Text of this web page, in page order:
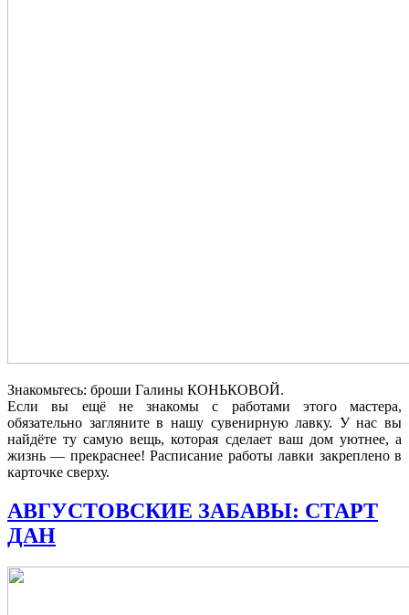
Знакомьтесь: броши Галины КОНЬКОВОЙ.
Если вы ещё не знакомы с работами этого мастера,
обязательно загляните в нашу сувенирную лавку. У нас вы
найдёте ту самую вещь, которая сделает ваш дом уютнее, а
жизнь — прекраснее! Расписание работы лавки закреплено в
карточке сверху.
АВГУСТОВСКИЕ ЗАБАВЫ: СТАРТ
ДАН